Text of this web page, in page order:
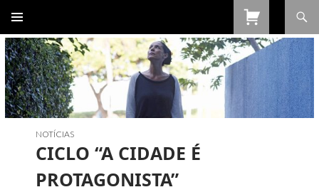
PARA
O
CONTEÚDO
NOTÍCIAS
CICLO “A CIDADE É
PROTAGONISTA”